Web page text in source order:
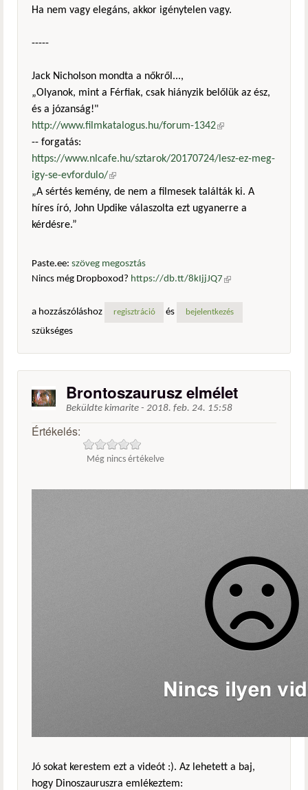
Ha nem vagy elegáns, akkor igénytelen vagy.
-----
Jack Nicholson mondta a nőkről...,
„Olyanok, mint a Férfiak, csak hiányzik belőlük az ész,
és a józanság!"
http://www.filmkatalogus.hu/forum-1342(külső
-- forgatás:
https://www.nlcafe.hu/sztarok/20170724/lesz-ez-meg-
igy-se-evfordulo/(külső hivatkozás)
„A sértés kemény, de nem a filmesek találták ki. A
híres író, John Updike válaszolta ezt ugyanerre a
kérdésre.”
Paste.ee: szöveg megosztás
Nincs még Dropboxod? https://db.tt/8kIjjJQ7 (külső
a hozzászóláshoz
regisztráció és bejelentkezés
szükséges
Brontoszaurusz elmélet
Beküldte kimarite - 2018. feb. 24. 15:58
Értékelés:
Még nincs értékelve
Jó sokat kerestem ezt a videót :). Az lehetett a baj,
hogy Dinoszauruszra emlékeztem: